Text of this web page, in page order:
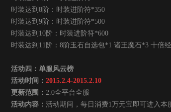
时装达到8阶：时装进阶符*350
时装达到9阶：时装进阶符*500
时装达到10阶：时装进阶符*600
时装达到11阶：8阶玉石自选包*1 诸王魔石*3 十倍
活动四：单服风云榜
活动时间： 2015.2.4-2015.2.10
更新范围： 2.0全平台全服
活动内容： 活动期间，每日消费1万元宝即可进入本